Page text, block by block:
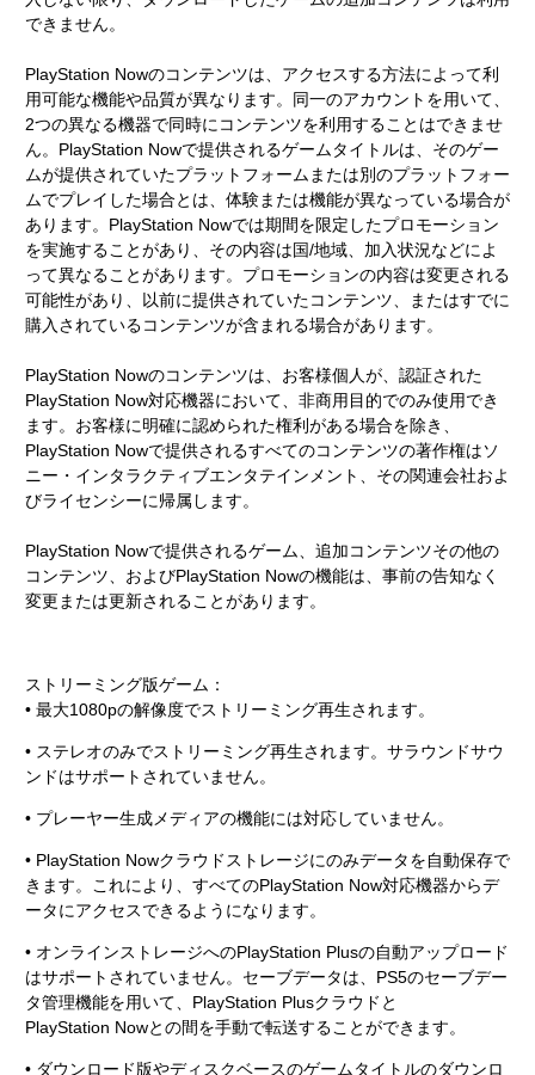
できません。
PlayStation Nowのコンテンツは、アクセスする方法によって利
用可能な機能や品質が異なります。同一のアカウントを用いて、
2つの異なる機器で同時にコンテンツを利用することはできませ
ん。PlayStation Nowで提供されるゲームタイトルは、そのゲー
ムが提供されていたプラットフォームまたは別のプラットフォー
ムでプレイした場合とは、体験または機能が異なっている場合が
あります。PlayStation Nowでは期間を限定したプロモーション
を実施することがあり、その内容は国/地域、加入状況などによ
って異なることがあります。プロモーションの内容は変更される
可能性があり、以前に提供されていたコンテンツ、またはすでに
購入されているコンテンツが含まれる場合があります。
PlayStation Nowのコンテンツは、お客様個人が、認証された
PlayStation Now対応機器において、非商用目的でのみ使用でき
ます。お客様に明確に認められた権利がある場合を除き、
PlayStation Nowで提供されるすべてのコンテンツの著作権はソ
ニー・インタラクティブエンタテインメント、その関連会社およ
びライセンシーに帰属します。
PlayStation Nowで提供されるゲーム、追加コンテンツその他の
コンテンツ、およびPlayStation Nowの機能は、事前の告知なく
変更または更新されることがあります。
ストリーミング版ゲーム：
• 最大1080pの解像度でストリーミング再生されます。
• ステレオのみでストリーミング再生されます。サラウンドサウ
ンドはサポートされていません。
• プレーヤー生成メディアの機能には対応していません。
• PlayStation Nowクラウドストレージにのみデータを自動保存で
きます。これにより、すべてのPlayStation Now対応機器からデ
ータにアクセスできるようになります。
• オンラインストレージへのPlayStation Plusの自動アップロード
はサポートされていません。セーブデータは、PS5のセーブデー
タ管理機能を用いて、PlayStation Plusクラウドと
PlayStation Nowとの間を手動で転送することができます。
• ダウンロード版やディスクベースのゲームタイトルのダウンロ